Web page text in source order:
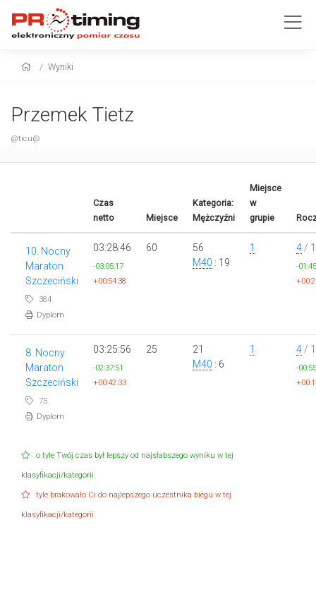
Wyniki
Przemek Tietz
@ticu@
Czas
netto
Miejsce
Kategoria:
Mężczyźni
Miejsce
w
grupie
10. Nocny
Maraton
Szczeciński
384
Dyplom
03:28:46
-03:05:17
+00:54:38
60
56
M40 : 19
1 4 /
-
8. Nocny
Maraton
Szczeciński
75
Dyplom
03:25:56
-02:37:51
+00:42:33
25
21
M40 : 6
1 4 /
-
o tyle Twój czas był lepszy od najsłabszego wyniku w tej
klasyfikacji/kategorii
tyle brakowało Ci do najlepszego uczestnika biegu w tej
klasyfikacji/kategorii